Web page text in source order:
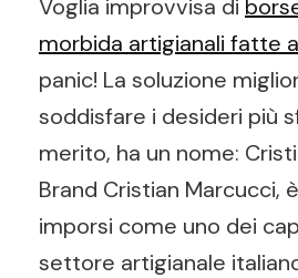
Voglia improvvisa di
morbida artigianali fatte
panic! La soluzione
soddisfare i desideri più
merito, ha un nome:
Brand Cristian Marcucci,
imporsi come uno dei
settore artigianale